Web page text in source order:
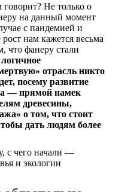
Не только о
на данный момент
с пандемией и
нам кажется весьма
что фанеру стали
отрасль никто
посему развитие
— прямой намек
древесины,
о том, что стоит
дать людям более
с чего начали —
и экологии